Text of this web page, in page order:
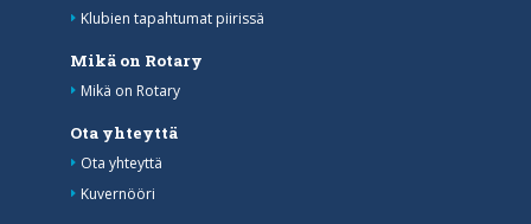
Klubien tapahtumat piirissä
Mikä on Rotary
Mikä on Rotary
Ota yhteyttä
Ota yhteyttä
Kuvernööri